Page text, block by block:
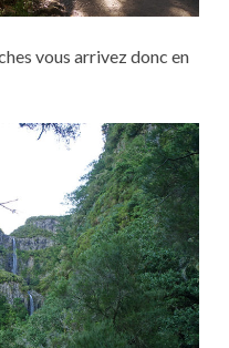
vous arrivez donc en